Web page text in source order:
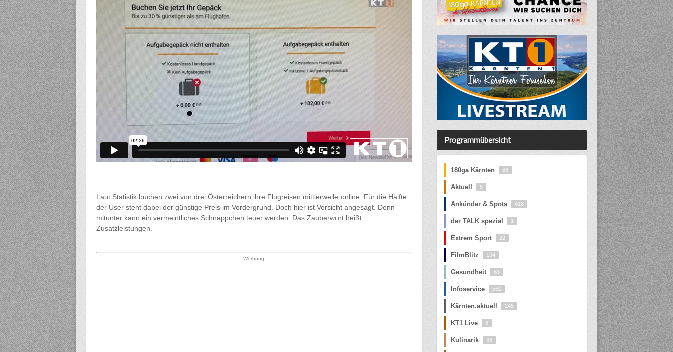
Laut Statistik buchen zwei von drei Österreichern ihre Flugreisen mittlerweile online. Für die Hälfte
der User steht dabei der günstige Preis im Vordergrund. Doch hier ist Vorsicht angesagt. Denn
mitunter kann ein vermeintliches Schnäppchen teuer werden. Das Zauberwort heißt
Zusatzleistungen.
Werbung
Programmübersicht
180ga Kärnten 68
Aktuell 5
Ankünder & Spots 418
der TALK spezial 1
Extrem Sport 22
FilmBlitz 194
Gesundheit 63
Infoservice 560
Kärnten.aktuell 245
KT1 Live 3
Kulinarik 36